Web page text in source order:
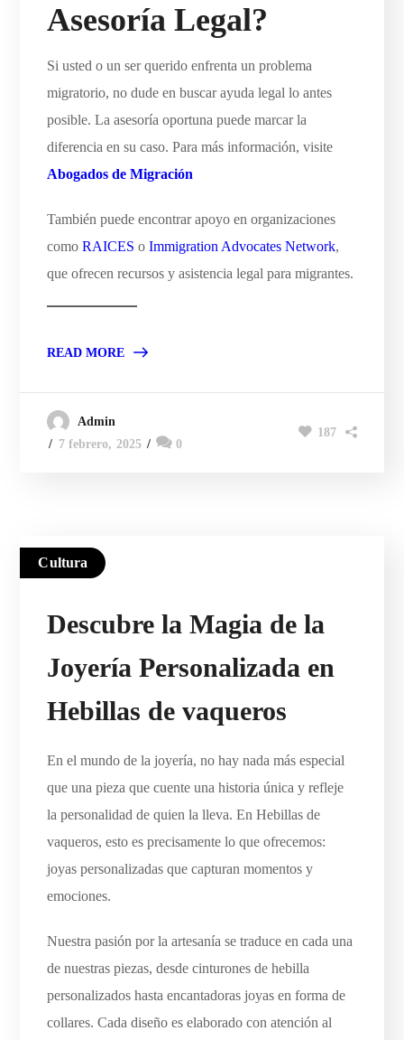
Asesoría Legal?
Si usted o un ser querido enfrenta un problema
migratorio, no dude en buscar ayuda legal lo antes
posible. La asesoría oportuna puede marcar la
diferencia en su caso. Para más información, visite
Abogados de Migración
También puede encontrar apoyo en organizaciones
comoRAICES oImmigration Advocates Network,
que ofrecen recursos y asistencia legal para migrantes.
READ MORE
Admin
7 febrero, 2025
0
187
Cultura
Descubre la Magia de la
Joyería Personalizada en
Hebillas de vaqueros
En el mundo de la joyería, no hay nada más especial
que una pieza que cuente una historia única y refleje
la personalidad de quien la lleva. En Hebillas de
vaqueros, esto es precisamente lo que ofrecemos:
joyas personalizadas que capturan momentos y
emociones.
Nuestra pasión por la artesanía se traduce en cada una
de nuestras piezas, desde cinturones de hebilla
personalizados hasta encantadoras joyas en forma de
collares. Cada diseño es elaborado con atención al